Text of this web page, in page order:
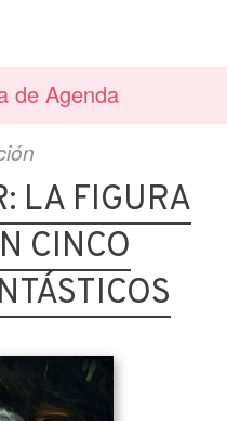
de Agenda
LA FIGURA
CINCO